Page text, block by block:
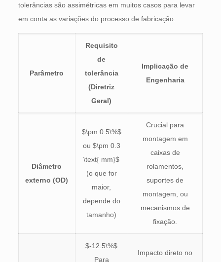
tolerâncias são assimétricas em muitos casos para levar
em conta as variações do processo de fabricação.
Parâmetro
Requisito
de
tolerância
(Diretriz
Geral)
Implicação de
Engenharia
Diâmetro
externo (OD)
$\pm 0.5\%$
ou $\pm 0.3
\text{ mm}$
(o que for
maior,
depende do
tamanho)
Crucial para
montagem em
caixas de
rolamentos,
suportes de
montagem, ou
mecanismos de
fixação.
$-12.5\%$
Para
Impacto direto no